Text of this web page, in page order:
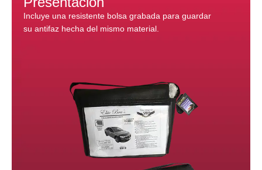
Incluye una resistente bolsa grabada para guardar
su antifaz hecha del mismo material.